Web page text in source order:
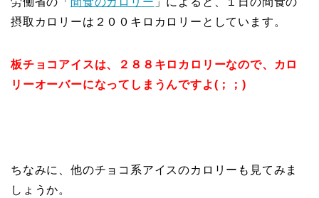
摂取カロリーは２００キロカロリーとしています。
板チョコアイスは、２８８キロカロリーなので、カロ
リーオーバーになってしまうんですよ(；；)
ちなみに、他のチョコ系アイスのカロリーも見てみま
しょうか。